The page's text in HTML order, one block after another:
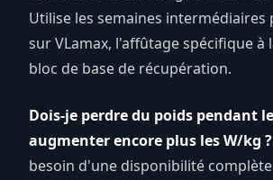
Utilise les semaines intermédiaires
sur VLamax, l'affûtage spécifique à
bloc de base de récupération.
Dois-je perdre du poids pendant
augmenter encore plus les W/kg ?
besoin d'une disponibilité